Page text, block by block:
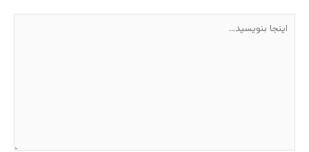
بنویسید…